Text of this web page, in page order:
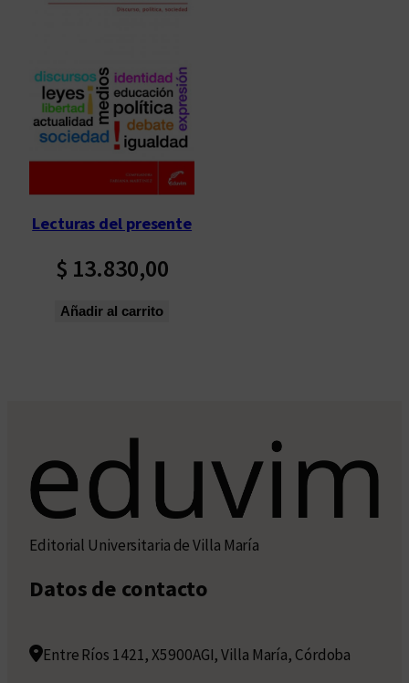
Lecturas del presente
$ 13.830,00
Añadir al carrito
Editorial Universitaria de Villa María
Datos de contacto
Entre Ríos 1421, X5900AGI, Villa María, Córdoba